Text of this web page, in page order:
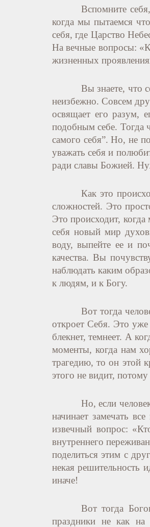
Вспомните
когда мы пытаемся
себя, где Царство
На вечные вопросы:
жизненных
Вы знаете, что
неизбежно. Совсем
освящает его разум,
подобным себе. Тогда
самого cебя”. Но, не
уважать себя и
ради славы Божией.
Как это
сложностей. Это
Это происходит,
себя новый мир
воду, выпейте ее и
качества. Вы
наблюдать каким
к людям, и к Богу.
Вот тогда
откроет Себя. Это уже
блекнет, темнеет. А
моменты, когда нам
трагедию, то он этой
этого не видит,
Но, если
начинает замечать
извечный вопрос:
внутреннего
поделиться этим с
некая решительность
иначе!
Вот тогда
праздники не как на